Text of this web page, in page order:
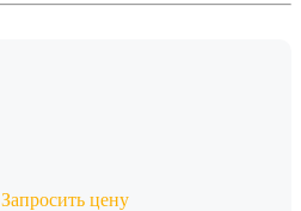
Запросить цену